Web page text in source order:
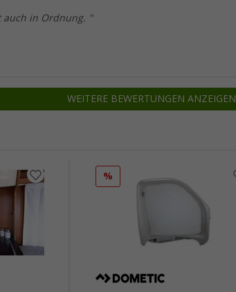
auch in Ordnung. "
WEITERE BEWERTUNGEN ANZEIGEN
%